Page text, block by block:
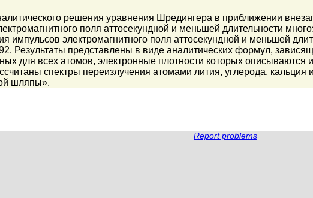
решения уравнения Шредингера в приближении
поля аттосекундной и меньшей длительности
импульсов электромагнитного поля аттосекундной и меньшей
Результаты представлены в виде аналитических формул,
для всех атомов, электронные плотности которых
спектры переизлучения атомами лития, углерода,
шляпы».
Report problems